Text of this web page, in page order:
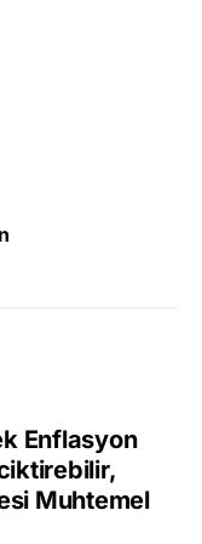
Enflasyon
Muhtemel